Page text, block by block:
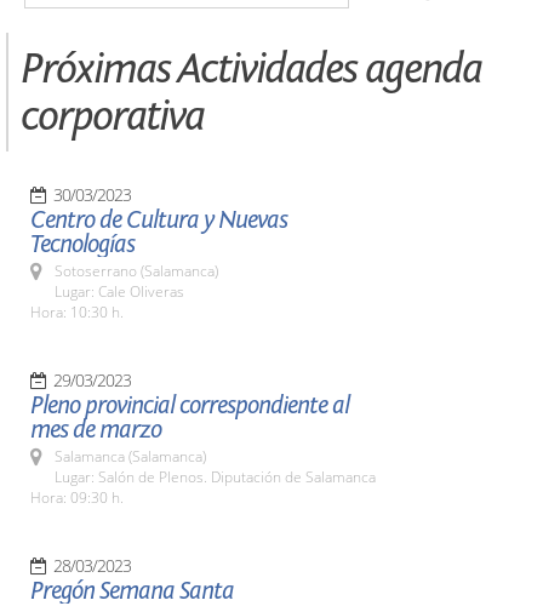
Próximas Actividades agenda
corporativa
30/03/2023
Centro de Cultura y Nuevas
Tecnologías
Sotoserrano (Salamanca)
Lugar: Cale Oliveras
Hora: 10:30 h.
29/03/2023
Pleno provincial correspondiente al
mes de marzo
Salamanca (Salamanca)
Lugar: Salón de Plenos. Diputación de Salamanca
Hora: 09:30 h.
28/03/2023
Pregón Semana Santa